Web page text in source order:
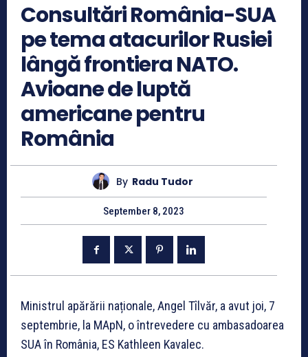
Consultări România-SUA
pe tema atacurilor Rusiei
lângă frontiera NATO.
Avioane de luptă
americane pentru
România
By Radu Tudor
September 8, 2023
Ministrul apărării naționale, Angel Tîlvăr, a avut joi, 7
septembrie, la MApN, o întrevedere cu ambasadoarea
SUA în România, ES Kathleen Kavalec.